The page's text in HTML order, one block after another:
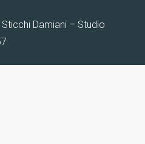
Damiani – Studio